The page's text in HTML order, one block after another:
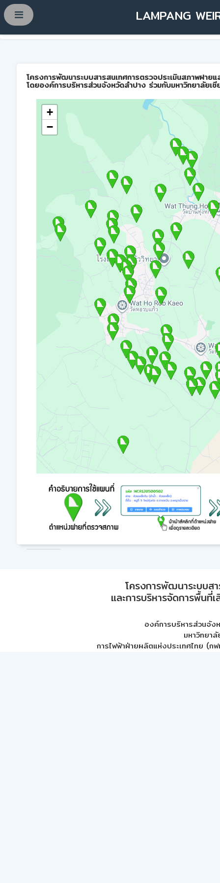
LAMPANG
โครงการพัฒนาระบบสารสนเทศการตรวจประเมินสภาพฝาย
โดยองค์การบริหารส่วนจังหวัดลำปาง ร่วมกับมหาวิทยาลัยเชี
+
−
โครงการพัฒนาระบบส
และการบริหารจัดการพื้นที่
องค์การบริหารส่วนจัง
มหาวิทยา
การไฟฟ้าฝ่ายผลิตแห่งประเทศไทย (กฟ